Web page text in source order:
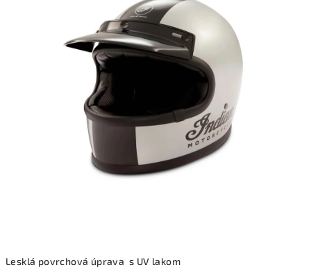
Lesklá povrchová úprava s UV lakom
5
hviezdičiek.